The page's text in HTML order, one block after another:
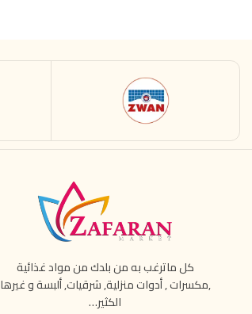
كل ماترغب به من بلدك من مواد غذائية
,مكسرات , أدوات منزلية, شرقيات, ألبسة و غيرها
الكثير…